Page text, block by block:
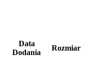
Data
Dodania
Rozmiar